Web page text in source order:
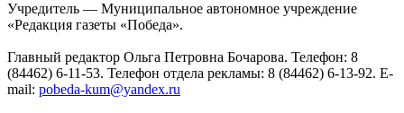
Учредитель — Муниципальное автономное учреждение
«Редакция газеты «Победа».
Главный редактор Ольга Петровна Бочарова. Телефон: 8
(84462) 6-11-53. Телефон отдела рекламы: 8 (84462) 6-13-92. E-
mail: pobeda-kum@yandex.ru